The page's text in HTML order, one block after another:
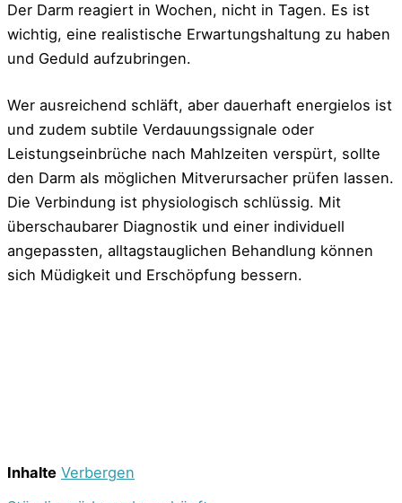
Inhalte Verbergen
Der Darm reagiert in Wochen, nicht in Tagen. Es ist
wichtig, eine realistische Erwartungshaltung zu haben
und Geduld aufzubringen.
Wer ausreichend schläft, aber dauerhaft energielos ist
und zudem subtile Verdauungssignale oder
Leistungseinbrüche nach Mahlzeiten verspürt, sollte
den Darm als möglichen Mitverursacher prüfen lassen.
Die Verbindung ist physiologisch schlüssig. Mit
überschaubarer Diagnostik und einer individuell
angepassten, alltagstauglichen Behandlung können
sich Müdigkeit und Erschöpfung bessern.